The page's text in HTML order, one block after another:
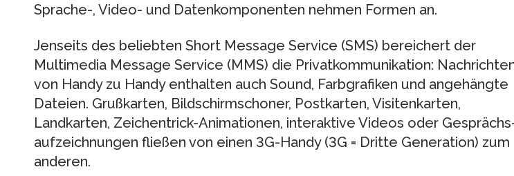
Sprache-, Video- und Datenkomponenten nehmen Formen an.
Jenseits des beliebten Short Message Service (SMS) bereichert der
Multimedia Message Service (MMS) die Privatkommunikation:
von Handy zu Handy enthalten auch Sound, Farbgrafiken und ange­hängte
Dateien. Grußkarten, Bildschirmschoner, Postkarten, Visiten­kar­ten,
Landkarten, Zeichentrick-Animationen, interaktive Videos oder
auf­zeich­nun­gen fließen von einen 3G-Handy (3G = Dritte Gene­ration) zum
anderen.